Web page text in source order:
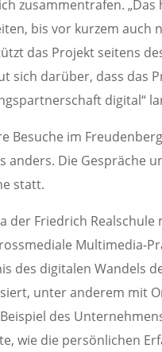
zusammentrafen.
bis vor kurzem auch
das Projekt seitens
sich darüber, dass das
digital“
Besuche im
anders. Die Gespräche
statt.
der Friedrich
Multimedia-
des digitalen Wandels
unter anderem mit
des
wie die persönlichen